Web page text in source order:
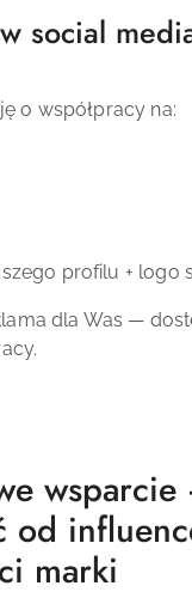
social
o współpracy na:
profilu + logo
dla Was —
od
marki